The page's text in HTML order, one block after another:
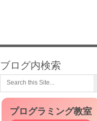
ブログ内検索
プログラミング教室